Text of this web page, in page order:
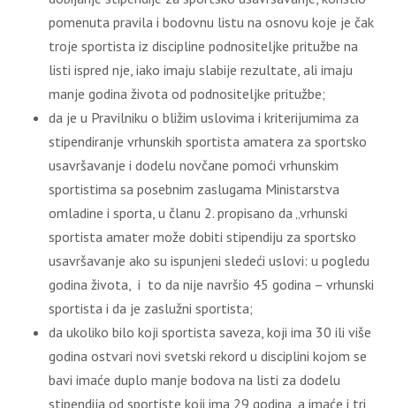
pomenuta pravila i bodovnu listu na osnovu koje je čak
troje sportista iz discipline podnositeljke pritužbe na
listi ispred nje, iako imaju slabije rezultate, ali imaju
manje godina života od podnositeljke pritužbe;
da je u Pravilniku o bližim uslovima i kriterijumima za
stipendiranje vrhunskih sportista amatera za sportsko
usavršavanje i dodelu novčane pomoći vrhunskim
sportistima sa posebnim zaslugama Ministarstva
omladine i sporta, u članu 2. propisano da „vrhunski
sportista amater može dobiti stipendiju za sportsko
usavršavanje ako su ispunjeni sledeći uslovi: u pogledu
godina života, i to da nije navršio 45 godina – vrhunski
sportista i da je zaslužni sportista;
da ukoliko bilo koji sportista saveza, koji ima 30 ili više
godina ostvari novi svetski rekord u disciplini kojom se
bavi imaće duplo manje bodova na listi za dodelu
stipendija od sportiste koji ima 29 godina, a imaće i tri